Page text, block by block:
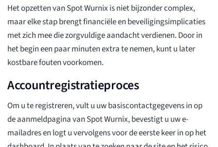
Het opzetten van Spot Wurnix is niet bijzonder complex,
maar elke stap brengt financiële en beveiligingsimplicaties
met zich mee die zorgvuldige aandacht verdienen. Door in
het begin een paar minuten extra te nemen, kunt u later
kostbare fouten voorkomen.
Accountregistratieproces
Om u te registreren, vult u uw basiscontactgegevens in op
de aanmeldpagina van Spot Wurnix, bevestigt u uw e-
mailadres en logt u vervolgens voor de eerste keer in op het